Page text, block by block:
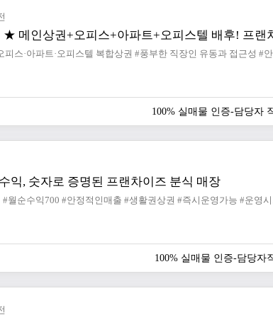
100% 실매물 인증-담당자
익, 숫자로 증명된 프랜차이즈 분식 매장
100% 실매물 인증-담당자